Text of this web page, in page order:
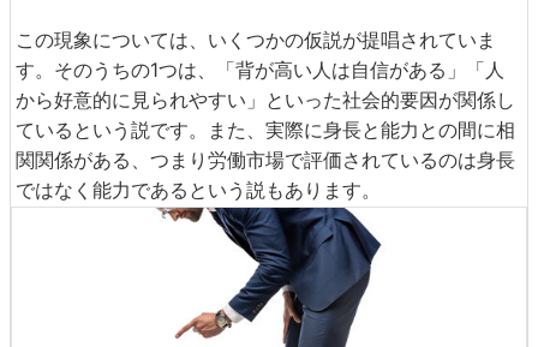
この現象については、いくつかの仮説が提唱されていま
す。そのうちの1つは、「背が高い人は自信がある」「人
から好意的に見られやすい」といった社会的要因が関係し
ているという説です。また、実際に身長と能力との間に相
関関係がある、つまり労働市場で評価されているのは身長
ではなく能力であるという説もあります。